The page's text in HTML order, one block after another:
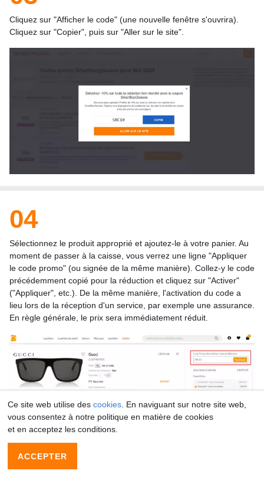
Cliquez sur "Afficher le code" (une nouvelle fenêtre s'ouvrira).
Cliquez sur "Copier", puis sur "Aller sur le site".
04
Sélectionnez le produit approprié et ajoutez-le à votre panier. Au
moment de passer à la caisse, vous verrez une ligne "Appliquer
le code promo" (ou signée de la même manière). Collez-y le code
précédemment copié pour la réduction et cliquez sur "Activer"
("Appliquer", etc.). De la même manière, l'activation du code a
lieu lors de la réception d'un service, par exemple une assurance.
En règle générale, le prix sera immédiatement réduit.
Ce site web utilise des cookies . En naviguant sur notre site web,
vous consentez à notre politique en matière de cookies
et en acceptez les conditions.
ACCEPTER